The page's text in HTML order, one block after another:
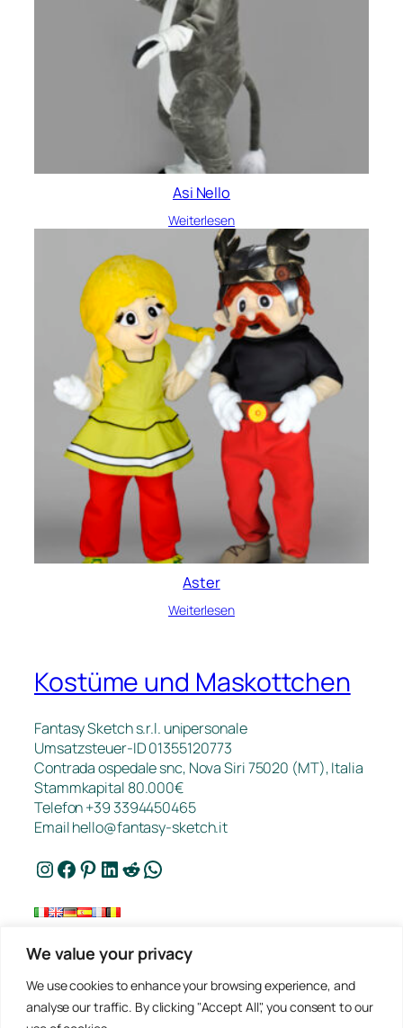
We value your privacy
We use cookies to enhance your browsing experience, and
analyse our traffic. By clicking "Accept All", you consent to our
Asi Nello
Weiterlesen
Aster
Weiterlesen
Kostüme und Maskottchen
Fantasy Sketch s.r.l. unipersonale
Umsatzsteuer-ID 01355120773
Contrada ospedale snc, Nova Siri 75020 (MT), Italia
Stammkapital 80.000€
Telefon +39 3394450465
Emailhello@fantasy-sketch.it
Instagram Facebook Pinterest LinkedIn Reddit WhatsApp
FAQ
Arbeiten